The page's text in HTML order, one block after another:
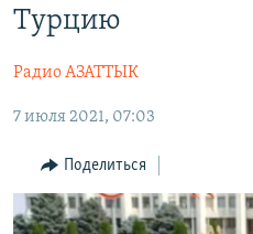
навигации
Вернутся
TÜRKMENÇE
ПОДПИШИТЕСЬ НА НАС В СОЦСЕТЯХ
Турцию
Радио АЗАТТЫК
7 июля 2021, 07:03
Поделиться